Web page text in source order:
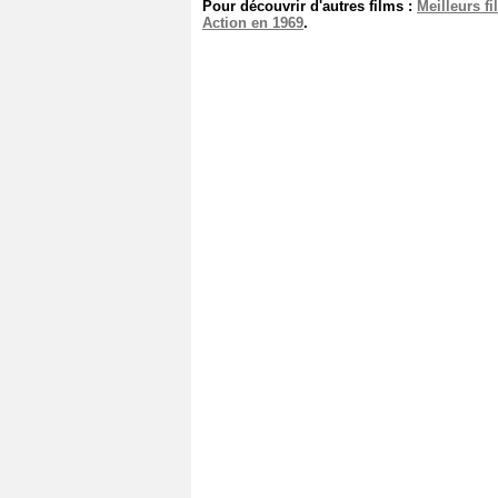
Pour découvrir d'autres films : Meilleurs
Action en 1969.